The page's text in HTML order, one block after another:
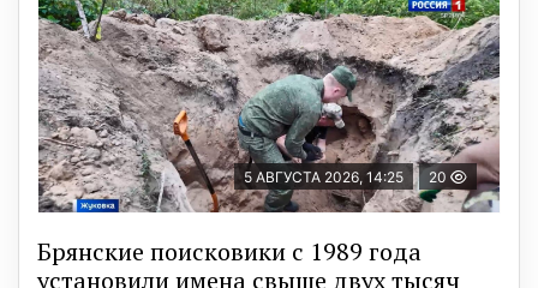
5 АВГУСТА 2026, 14:25 20
Брянские поисковики с 1989 года
установили имена свыше двух тысяч